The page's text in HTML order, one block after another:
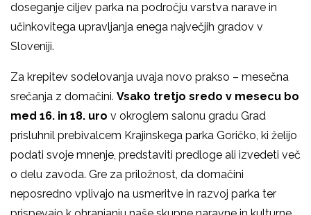
doseganje ciljev parka na področju varstva narave in
učinkovitega upravljanja enega največjih gradov v
Sloveniji.
Za krepitev sodelovanja uvaja novo prakso – mesečna
srečanja z domačini. Vsako tretjo sredo v mesecu bo
med 16. in 18. uro v okroglem salonu gradu Grad
prisluhnil prebivalcem Krajinskega parka Goričko, ki želijo
podati svoje mnenje, predstaviti predloge ali izvedeti več
o delu zavoda. Gre za priložnost, da domačini
neposredno vplivajo na usmeritve in razvoj parka ter